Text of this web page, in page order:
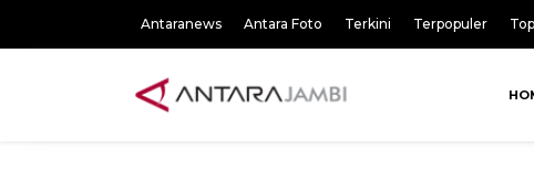
Antaranews Antara Foto Terkini Terpopuler